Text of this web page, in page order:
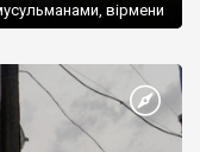
вірмени